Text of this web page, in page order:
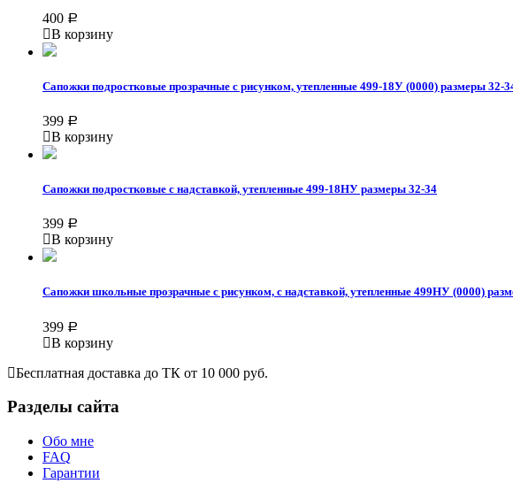
400 Р
В корзину
Сапожки подростковые прозрачные с рисунком, утепленные 499-18У (0000) размеры 32-
399 Р
В корзину
Сапожки подростковые с надставкой, утепленные 499-18НУ размеры 32-34
399 Р
В корзину
Сапожки школьные прозрачные с рисунком, с надставкой, утепленные 499НУ (0000)
399 Р
В корзину
Бесплатная доставка до ТК от 10 000 руб.
Разделы сайта
Обо мне
FAQ
Гарантии